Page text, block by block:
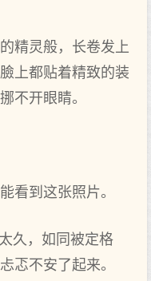
精灵般，长卷发上
上都贴着精致的装
不开眼睛。
看到这张照片。
久，如同被定格
忑不安了起来。